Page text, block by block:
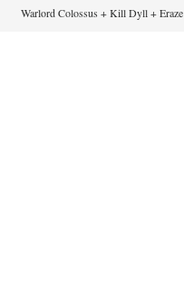
Warlord Colossus + Kill Dyll + Eraze